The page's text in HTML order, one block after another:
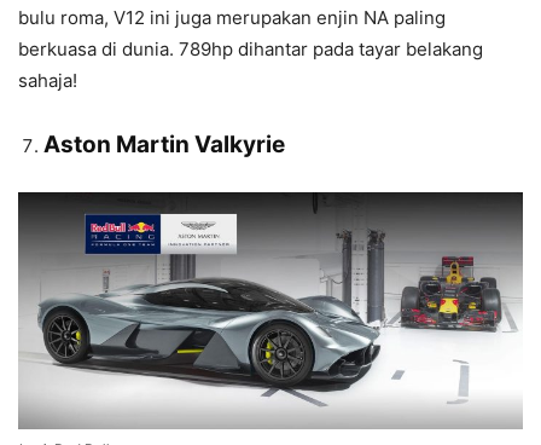
bulu roma, V12 ini juga merupakan enjin NA paling
berkuasa di dunia. 789hp dihantar pada tayar belakang
sahaja!
Aston Martin Valkyrie